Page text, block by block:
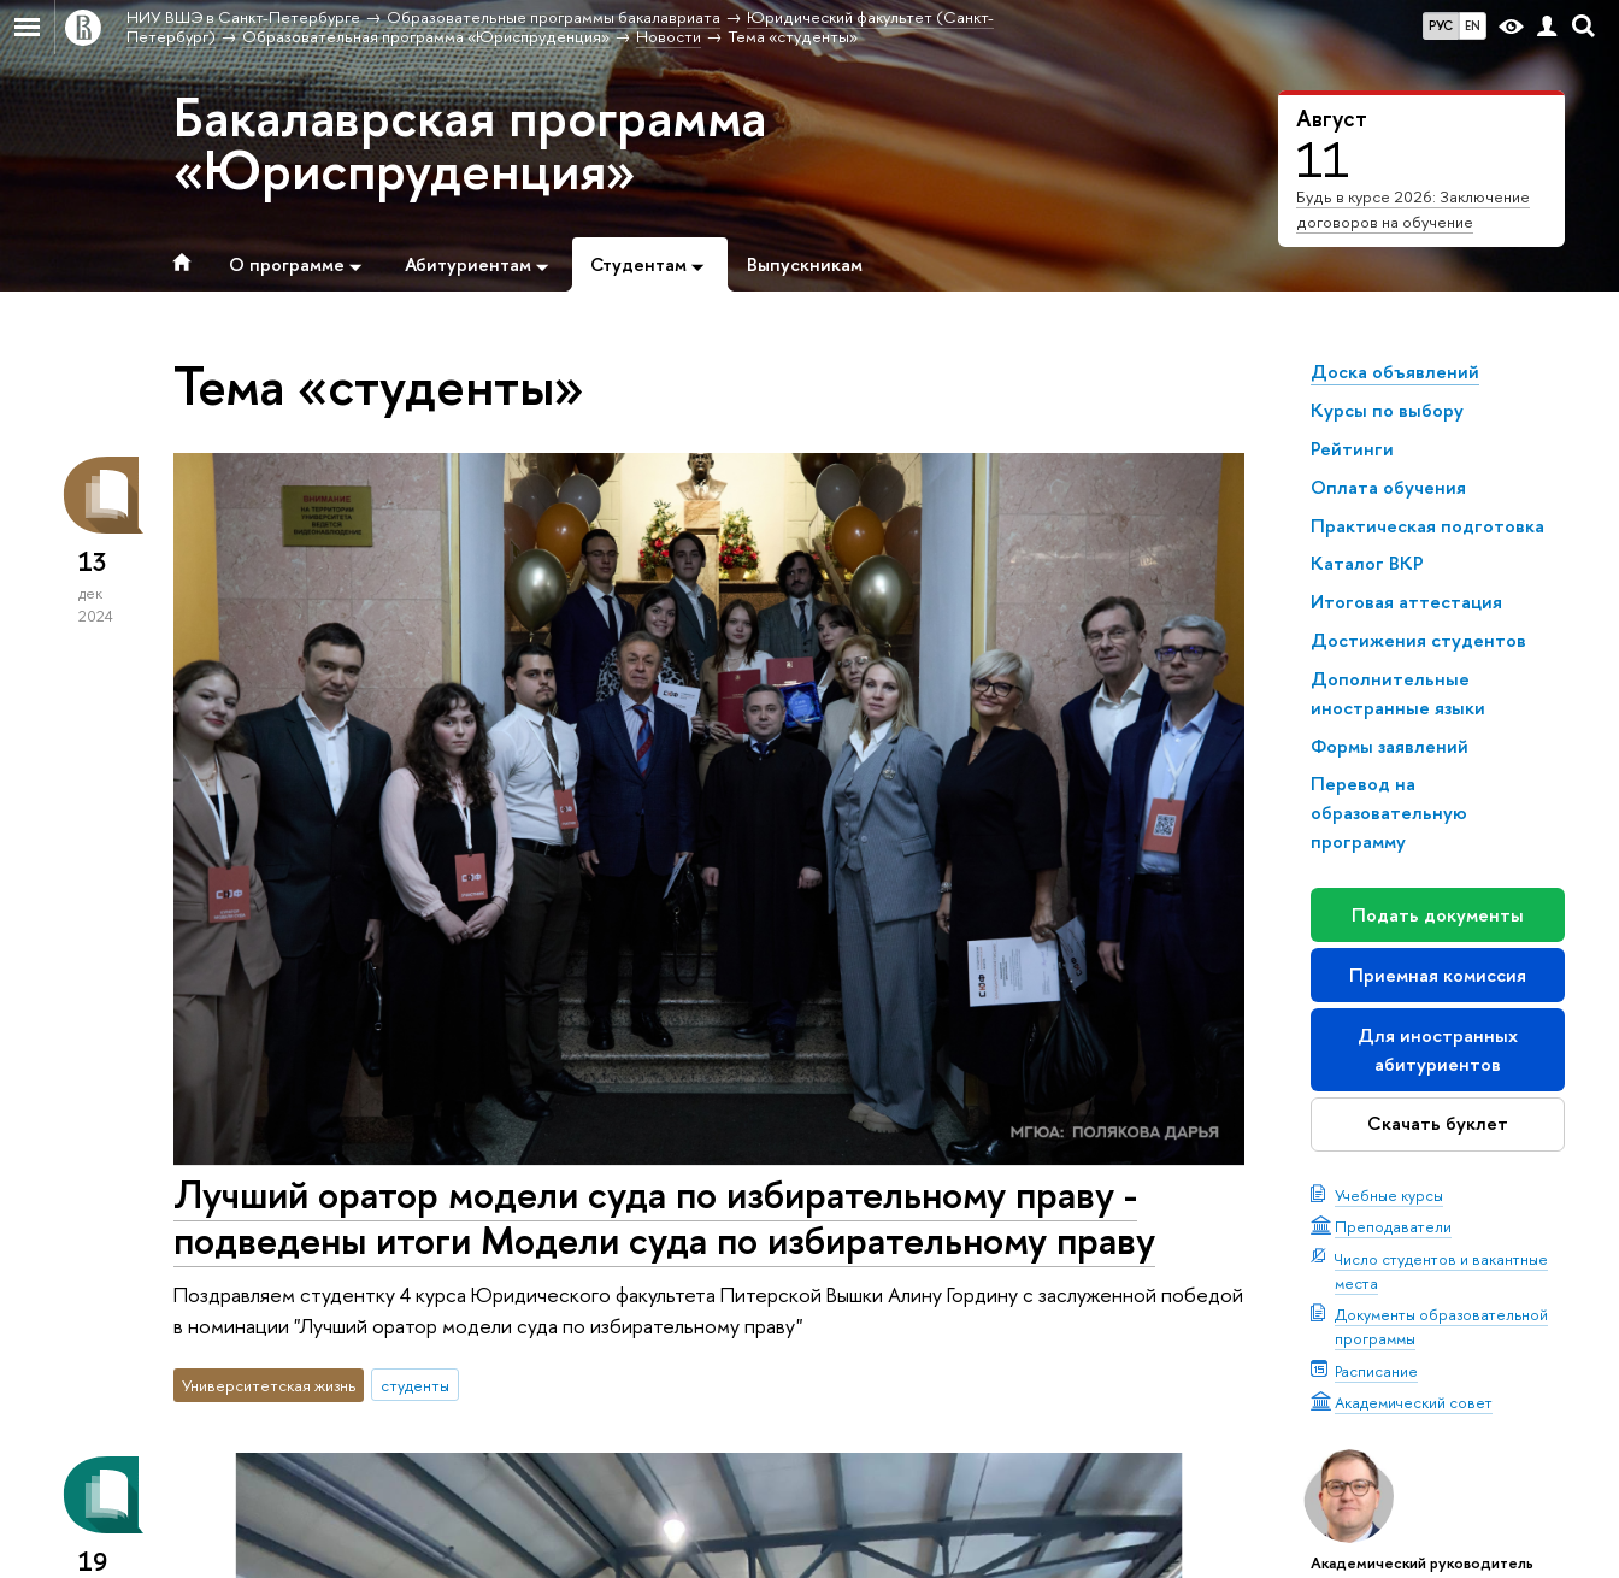
РУС EN
НИУ ВШЭ в Санкт-Петербурге Образовательные программы бакалавриата
Юридический факультет (Санкт-
Петербург)
Образовательная программа «Юриспруденция» Новости Тема «студенты»
Август
11
Будь в курсе 2026: Заключение
договоров на обучение
Бакалаврская программа
«Юриспруденция»
О программе Абитуриентам Студентам Выпускникам
Доска объявлений
Курсы по выбору
Рейтинги
Оплата обучения
Практическая подготовка
Каталог ВКР
Итоговая аттестация
Достижения студентов
Дополнительные
иностранные языки
Формы заявлений
Перевод на
образовательную
программу
Подать документы
Приемная комиссия
Для иностранных
абитуриентов
Скачать буклет
Учебные курсы
Преподаватели
Число студентов и вакантные
места
Документы образовательной
программы
Расписание
Академический совет
Академический руководитель
Тема «студенты»
13
дек
2024
Лучший оратор модели суда по избирательному праву -
подведены итоги Модели суда по избирательному праву
Поздравляем студентку 4 курса Юридического факультета Питерской Вышки Алину Гордину с заслуженной победой
в номинации "Лучший оратор модели суда по избирательному праву"
Университетская жизнь студенты
19